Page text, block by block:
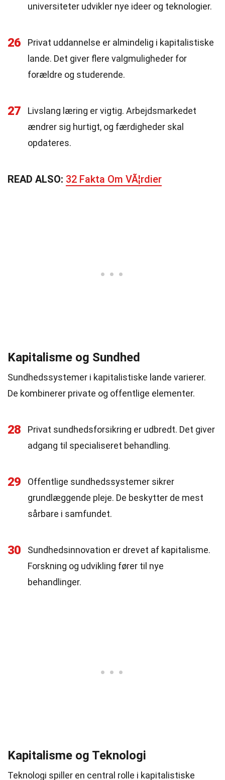
universiteter udvikler nye ideer og teknologier.
26
Privat uddannelse er almindelig i kapitalistiske
lande. Det giver flere valgmuligheder for
forældre og studerende.
27
Livslang læring er vigtig. Arbejdsmarkedet
ændrer sig hurtigt, og færdigheder skal
opdateres.
READ ALSO: 32 Fakta Om VÃ¦rdier
Kapitalisme og Sundhed
Sundhedssystemer i kapitalistiske lande varierer.
De kombinerer private og offentlige elementer.
28
Privat sundhedsforsikring er udbredt. Det giver
adgang til specialiseret behandling.
29
Offentlige sundhedssystemer sikrer
grundlæggende pleje. De beskytter de mest
sårbare i samfundet.
30
Sundhedsinnovation er drevet af kapitalisme.
Forskning og udvikling fører til nye
behandlinger.
Kapitalisme og Teknologi
Teknologi spiller en central rolle i kapitalistiske